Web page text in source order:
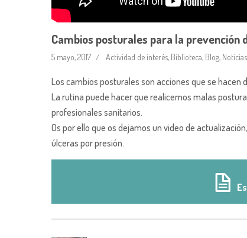
Cambios posturales para la prevención
5 mayo, 2017 Actividad de interés, Biblioteca, Blog, Noticias
Los cambios posturales son acciones que se
La rutina puede hacer que realicemos malas
profesionales sanitarios.
Os por ello que os dejamos un video de
úlceras por presión.